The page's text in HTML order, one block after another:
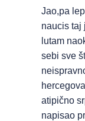
Jao,pa
naucis taj
lutam
sebi sve
atipično
napisao